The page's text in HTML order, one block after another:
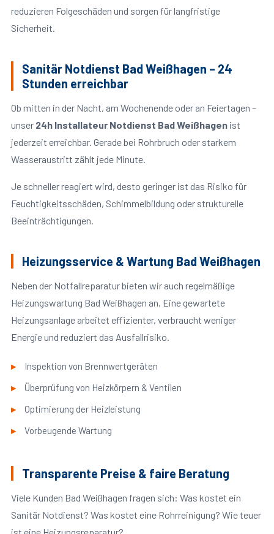
reduzieren Folgeschäden und sorgen für langfristige
Sicherheit.
Sanitär Notdienst Bad Weißhagen – 24
Stunden erreichbar
Ob mitten in der Nacht, am Wochenende oder an Feiertagen –
unser 24h Installateur Notdienst Bad Weißhagenist
jederzeit erreichbar. Gerade bei Rohrbruch oder starkem
Wasseraustritt zählt jede Minute.
Je schneller reagiert wird, desto geringer ist das Risiko für
Feuchtigkeitsschäden, Schimmelbildung oder strukturelle
Beeinträchtigungen.
Heizungsservice & Wartung Bad Weißhagen
Neben der Notfallreparatur bieten wir auch regelmäßige
Heizungswartung Bad Weißhagen an. Eine gewartete
Heizungsanlage arbeitet effizienter, verbraucht weniger
Energie und reduziert das Ausfallrisiko.
Inspektion von Brennwertgeräten
Überprüfung von Heizkörpern & Ventilen
Optimierung der Heizleistung
Vorbeugende Wartung
Transparente Preise & faire Beratung
Viele Kunden Bad Weißhagen fragen sich: Was kostet ein
Sanitär Notdienst? Was kostet eine Rohrreinigung? Wie teuer